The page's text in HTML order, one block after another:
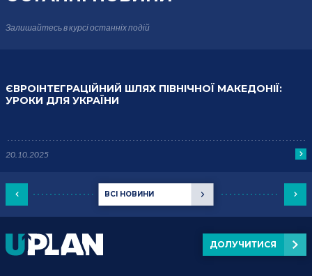
Залишайтесь в курсіостанніх подій
ВСІ НОВИНИ
ЄВРОІНТЕГРАЦІЙНИЙ ШЛЯХ ПІВНІЧНОЇ МАКЕДОНІЇ:
УРОКИ ДЛЯ УКРАЇНИ
20.10.2025
ДОЛУЧИТИСЯ